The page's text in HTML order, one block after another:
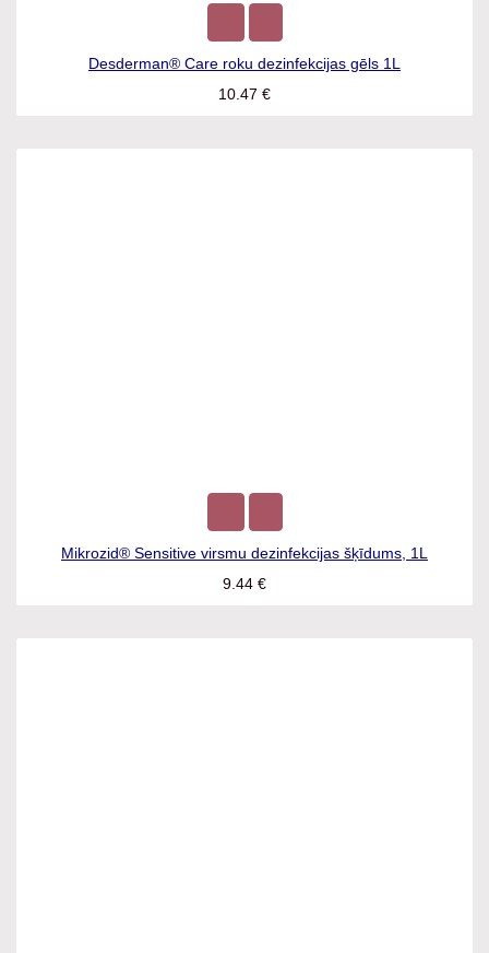
Desderman® Care roku dezinfekcijas gēls 1L
10.47 €
Mikrozid® Sensitive virsmu dezinfekcijas šķīdums, 1L
9.44€